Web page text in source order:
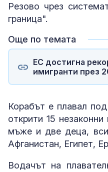
Резово чрез
граница".
Още по темата
ЕС достигна
имигранти през
Корабът е плавал
открити 15
мъже и две деца,
Афганистан, Египет,
Водачът на